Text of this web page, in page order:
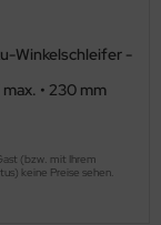
Winkelschleifer -
• 230 mm
(bzw. mit Ihrem
keine Preise sehen.